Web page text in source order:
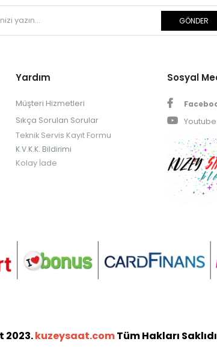
GÖNDER
Yardım
Müşteri Hizmetleri
Sıkça Sorulan Sorular
Teknik Servis Kayıt Formu
K.V.K.K. Bildirimi
Kolay İade
Sosyal
Youtube
2023.kuzeysaat.comTüm Hakları